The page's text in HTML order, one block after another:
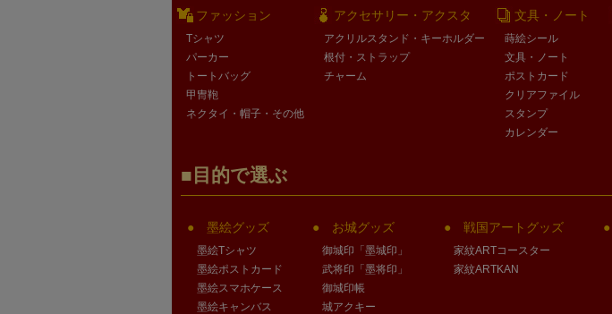
ファッション
Tシャツ
パーカー
トートバッグ
甲冑鞄
ネクタイ・帽子・その他
アクセサリー・アクスタ
アクリルスタンド・キーホルダー
根付・ストラップ
チャーム
文具・ノート
蒔絵シール
文具・ノート
ポストカード
クリアファイル
スタンプ
カレンダー
目的で選ぶ
墨絵グッズ
墨絵Tシャツ
墨絵ポストカード
墨絵スマホケース
墨絵キャンバス
お城グッズ
御城印「墨城印」
武将印「墨将印」
御城印帳
城アクキー
戦国アートグッズ
家紋ARTコースター
家紋ARTKAN